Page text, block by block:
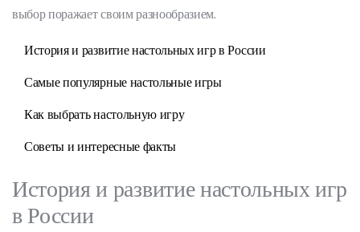
выбор поражает своим разнообразием.
История и развитие настольных игр в России
Самые популярные настольные игры
Как выбрать настольную игру
Советы и интересные факты
История и развитие настольных игр
в России